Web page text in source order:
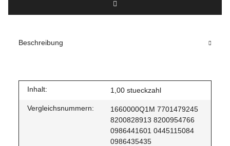
Beschreibung
Inhalt: 1,00 stueckzahl
Vergleichsnummern:
1660000Q1M 7701479245
8200828913 8200954766
0986441601 0445115084
0986435435